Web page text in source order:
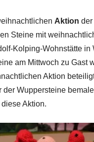
Aktion
Steine mit
Kolping-Wohnstätte in
am Mittwoch zu Gast
Aktion
der Wuppersteine
Aktion.